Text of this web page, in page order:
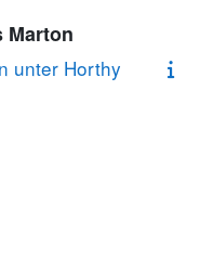
Marton
unter Horthy